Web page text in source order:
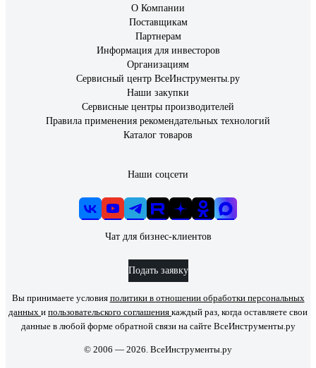
О Компании
Поставщикам
Партнерам
Информация для инвесторов
Организациям
Сервисный центр ВсеИнструменты.ру
Наши закупки
Сервисные центры производителей
Правила применения рекомендательных технологий
Каталог товаров
Наши соцсети
Чат для бизнес-клиентов
Подать заявку
Вы принимаете условия политики в отношении обработки персональных
данных и пользовательского соглашения каждый раз, когда оставляете свои
данные в любой форме обратной связи на сайте ВсеИнструменты.ру
© 2006 — 2026. ВсеИнструменты.ру